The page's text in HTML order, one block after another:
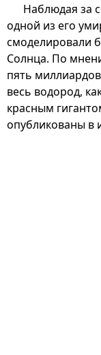
Наблюдая за
одной из его
смоделировали
Солнца. По
пять
весь водород,
красным
опубликованы в